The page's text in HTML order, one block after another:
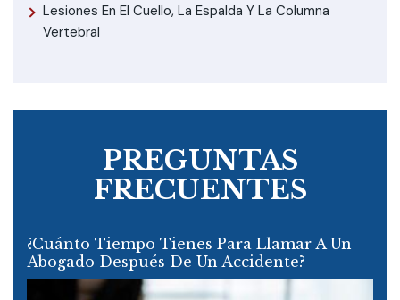
Lesiones En El Cuello, La Espalda Y La Columna
Vertebral
PREGUNTAS
FRECUENTES
¿Cuánto Tiempo Tienes Para Llamar A Un
Abogado Después De Un Accidente?